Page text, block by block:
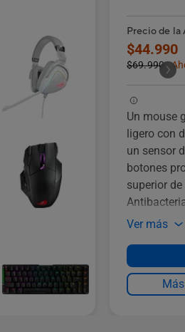
Precio de la
$44.990
$69.990
Un mouse
ligero con
un sensor
botones
superior
100%
Ver más